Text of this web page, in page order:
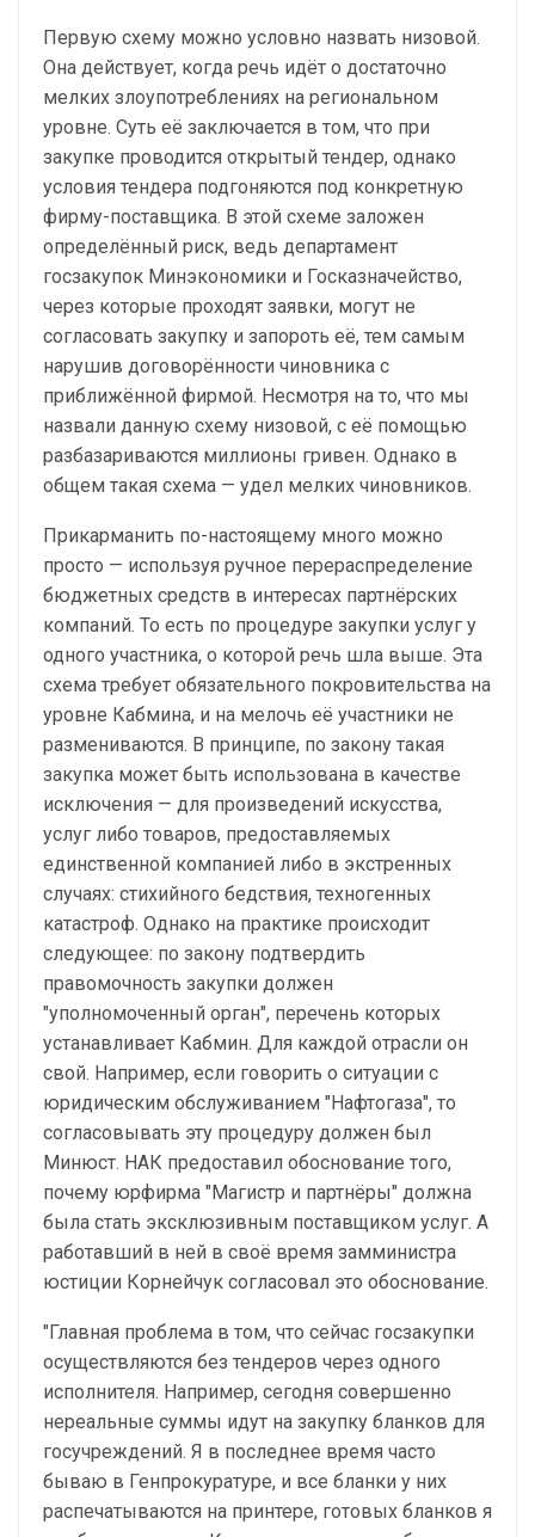
Первую схему можно условно назвать низовой.
Она действует, когда речь идёт о достаточно
мелких злоупотреблениях на региональном
уровне. Суть её заключается в том, что при
закупке проводится открытый тендер, однако
условия тендера подгоняются под конкретную
фирму-поставщика. В этой схеме заложен
определённый риск, ведь департамент
госзакупок Минэкономики и Госказначейство,
через которые проходят заявки, могут не
согласовать закупку и запороть её, тем самым
нарушив договорённости чиновника с
приближённой фирмой. Несмотря на то, что мы
назвали данную схему низовой, с её помощью
разбазариваются миллионы гривен. Однако в
общем такая схема — удел мелких чиновников.
Прикарманить по-настоящему много можно
просто — используя ручное перераспределение
бюджетных средств в интересах партнёрских
компаний. То есть по процедуре закупки услуг у
одного участника, о которой речь шла выше. Эта
схема требует обязательного покровительства на
уровне Кабмина, и на мелочь её участники не
размениваются. В принципе, по закону такая
закупка может быть использована в качестве
исключения — для произведений искусства,
услуг либо товаров, предоставляемых
единственной компанией либо в экстренных
случаях: стихийного бедствия, техногенных
катастроф. Однако на практике происходит
следующее: по закону подтвердить
правомочность закупки должен
"уполномоченный орган", перечень которых
устанавливает Кабмин. Для каждой отрасли он
свой. Например, если говорить о ситуации с
юридическим обслуживанием "Нафтогаза", то
согласовывать эту процедуру должен был
Минюст. НАК предоставил обоснование того,
почему юрфирма "Магистр и партнёры" должна
была стать эксклюзивным поставщиком услуг. А
работавший в ней в своё время замминистра
юстиции Корнейчук согласовал это обоснование.
"Главная проблема в том, что сейчас госзакупки
осуществляются без тендеров через одного
исполнителя. Например, сегодня совершенно
нереальные суммы идут на закупку бланков для
госучреждений. Я в последнее время часто
бываю в Генпрокуратуре, и все бланки у них
распечатываются на принтере, готовых бланков я